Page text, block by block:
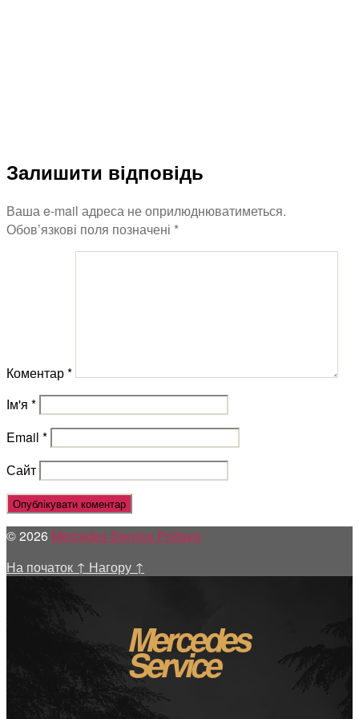
Залишити відповідь
Ваша e-mail адреса не оприлюднюватиметься.
Обов’язкові поля позначені *
Коментар*
Ім'я *
Email *
Сайт
© 2026 Mercedes Service Poltava
На початок ↑ Нагору ↑
Mercedes
Service